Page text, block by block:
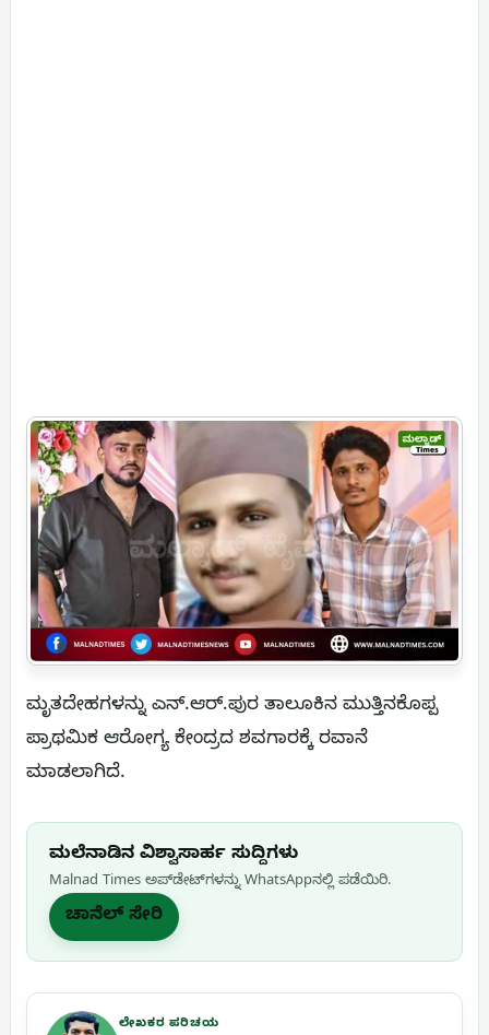
ಮೃತದೇಹಗಳನ್ನು ಎನ್.ಆರ್.ಪುರ ತಾಲೂಕಿನ ಮುತ್ತಿನಕೊಪ್ಪ
ಪ್ರಾಥಮಿಕ ಆರೋಗ್ಯ ಕೇಂದ್ರದ ಶವಗಾರಕ್ಕೆ ರವಾನೆ
ಮಾಡಲಾಗಿದೆ.
ಮಲೆನಾಡಿನ ವಿಶ್ವಾಸಾರ್ಹ ಸುದ್ದಿಗಳು
Malnad Times ಅಪ್‌ಡೇಟ್‌ಗಳನ್ನು WhatsApp‌ನಲ್ಲಿ ಪಡೆಯಿರಿ.
ಚಾನೆಲ್ ಸೇರಿ
ಲೇಖಕರ ಪರಿಚಯ